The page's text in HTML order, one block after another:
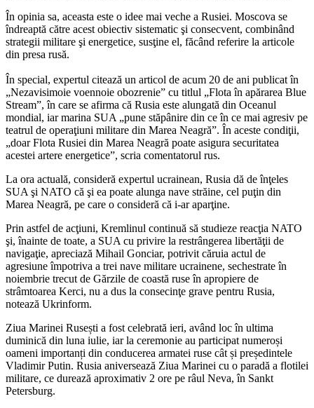
În opinia sa, aceasta este o idee mai veche a Rusiei. Moscova se
îndreaptă către acest obiectiv sistematic şi consecvent, combinând
strategii militare şi energetice, susţine el, făcând referire la articole
din presa rusă.
În special, expertul citează un articol de acum 20 de ani publicat în
„Nezavisimoie voennoie obozrenie” cu titlul „Flota în apărarea Blue
Stream”, în care se afirma că Rusia este alungată din Oceanul
mondial, iar marina SUA „pune stăpânire din ce în ce mai agresiv pe
teatrul de operaţiuni militare din Marea Neagră”. În aceste condiţii,
„doar Flota Rusiei din Marea Neagră poate asigura securitatea
acestei artere energetice”, scria comentatorul rus.
La ora actuală, consideră expertul ucrainean, Rusia dă de înţeles
SUA şi NATO că şi ea poate alunga nave străine, cel puţin din
Marea Neagră, pe care o consideră că i-ar aparţine.
Prin astfel de acţiuni, Kremlinul continuă să studieze reacţia NATO
şi, înainte de toate, a SUA cu privire la restrângerea libertăţii de
navigaţie, apreciază Mihail Gonciar, potrivit căruia actul de
agresiune împotriva a trei nave militare ucrainene, sechestrate în
noiembrie trecut de Gărzile de coastă ruse în apropiere de
strâmtoarea Kerci, nu a dus la consecinţe grave pentru Rusia,
notează Ukrinform.
Ziua Marinei Rusești a fost celebrată ieri, având loc în ultima
duminică din luna iulie, iar la ceremonie au participat numeroși
oameni importanți din conducerea armatei ruse cât și președintele
Vladimir Putin. Rusia aniversează Ziua Marinei cu o paradă a flotilei
militare, ce durează aproximativ 2 ore pe râul Neva, în Sankt
Petersburg.